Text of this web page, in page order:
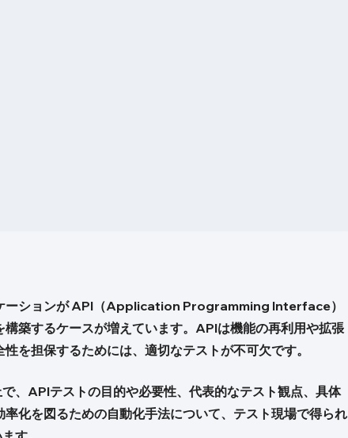
ーションが API（Application Programming Interface）
築するケースが増えています。APIは機能の再利用や拡張
を担保するためには、適切なテストが不可欠です。
、APIテストの目的や必要性、代表的なテスト観点、具体
化を図るための自動化手法について、テスト現場で得られ